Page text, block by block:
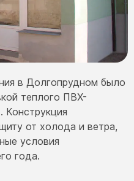
в Долгопрудном было
теплого ПВХ-
Конструкция
от холода и ветра,
условия
года.